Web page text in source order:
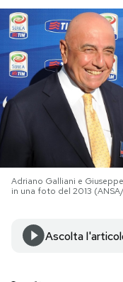
PODCAST
NEWSLETTER
I MIEI PREFERITI
Adriano Galliani e
in una foto del 2013
Ascolta